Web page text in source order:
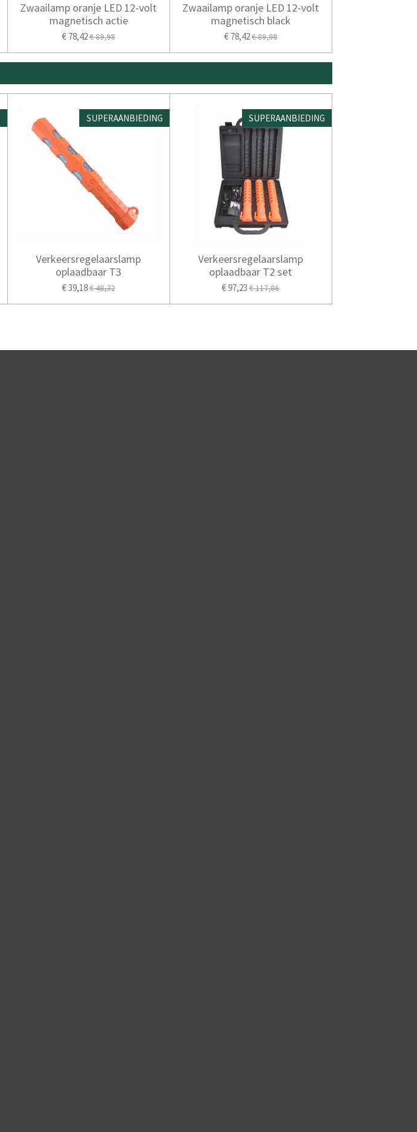
Zwaailamp oranje LED 12-volt
magnetisch actie
€ 78,42€ 89,98
Zwaailamp oranje LED 12-volt
magnetisch black
€ 78,42€ 89,98
SUPERAANBIEDING
Verkeersregelaarslamp
oplaadbaar T3
€ 39,18€ 48,32
SUPERAANBIEDING
Verkeersregelaarslamp
oplaadbaar T2 set
€ 97,23 € 117,86